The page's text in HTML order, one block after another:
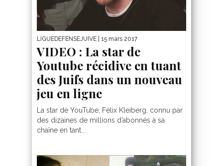
LIGUEDEFENSEJUIVE | 15 mars 2017
VIDEO : La star de
Youtube récidive en tuant
des Juifs dans un nouveau
jeu en ligne
La star de YouTube, Félix Kleiberg, connu par
des dizaines de millions d’abonnés à sa
chaîne en tant...